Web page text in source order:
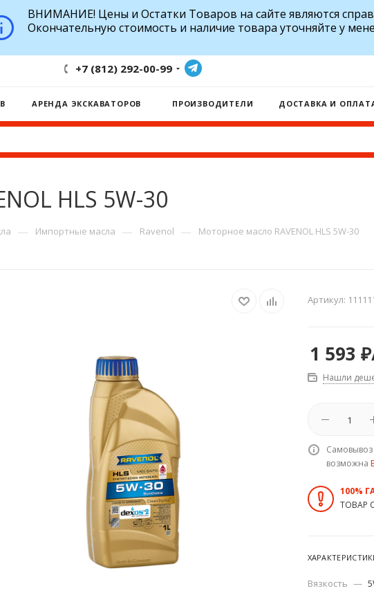
ВНИМАНИЕ! Цены и Остатки Товаров на сайте являются
Окончательную стоимость и наличие товара уточняйте у
+7 (812) 292-00-99
АРЕНДА ЭКСКАВАТОРОВ ПРОИЗВОДИТЕЛИ ДОСТАВКА И
HLS 5W-30
— Импортные масла — Ravenol — Моторное масло RAVENOL HLS 5W-30
Артикул:
1 593 ₽
Нашли
Самовывоз
возможна
100%
ТОВАР
Вязкость —